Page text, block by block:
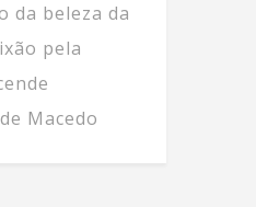
da beleza da
pela
Macedo